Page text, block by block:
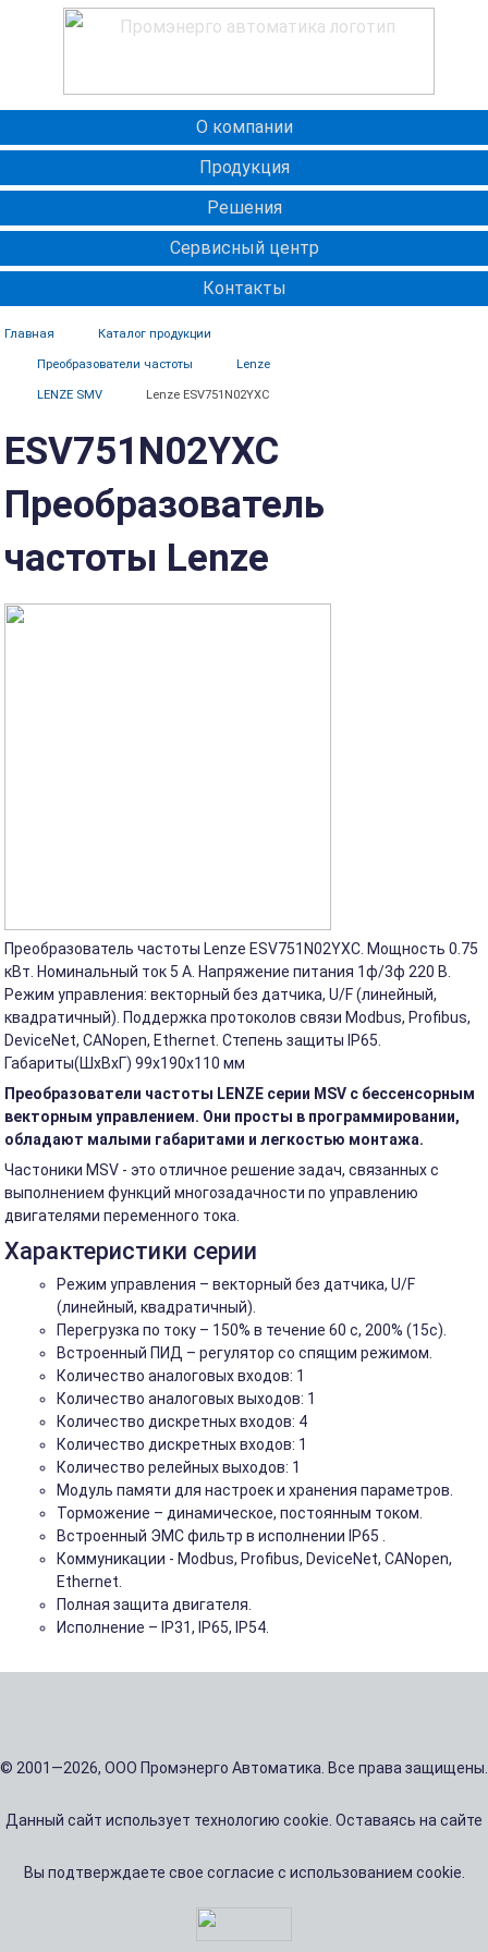
О компании
Продукция
Решения
Сервисный центр
Контакты
Главная Каталог продукции
Преобразователи частоты Lenze
LENZE SMV Lenze ESV751N02YXC
ESV751N02YXC
Преобразователь
частоты Lenze
Преобразователь частоты Lenze ESV751N02YXC. Мощность 0.75
кВт. Номинальный ток 5 А. Напряжение питания 1ф/3ф 220 В.
Режим управления: векторный без датчика, U/F (линейный,
квадратичный). Поддержка протоколов связи Modbus, Profibus,
DeviceNet, CANopen, Ethernet. Степень защиты IP65.
Габариты(ШхВхГ) 99x190x110 мм
Преобразователи частоты LENZE серии MSV с бессенсорным
векторным управлением. Они просты в программировании,
обладают малыми габаритами и легкостью монтажа.
Частоники MSV - это отличное решение задач, связанных с
выполнением функций многозадачности по управлению
двигателями переменного тока.
Характеристики серии
Режим управления – векторный без датчика, U/F
(линейный, квадратичный).
Перегрузка по току – 150% в течение 60 с, 200% (15с).
Встроенный ПИД – регулятор со спящим режимом.
Количество аналоговых входов: 1
Количество аналоговых выходов: 1
Количество дискретных входов: 4
Количество дискретных входов: 1
Количество релейных выходов: 1
Модуль памяти для настроек и хранения параметров.
Торможение – динамическое, постоянным током.
Встроенный ЭМС фильтр в исполнении IP65 .
Коммуникации - Modbus, Profibus, DeviceNet, CANopen,
Ethernet.
Полная защита двигателя.
Исполнение – IP31, IP65, IP54.
© 2001—2026, ООО Промэнерго Автоматика. Все права защищены.
Данный сайт использует технологию cookie. Оставаясь на сайте
Вы подтверждаете свое согласие с использованием cookie.